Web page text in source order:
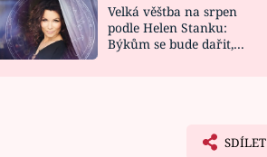
NOVINKY
VIDEORECEPTY
Velká věštba na srpen
podle Helen Stanku:
Býkům se bude dařit,
SDÍLET